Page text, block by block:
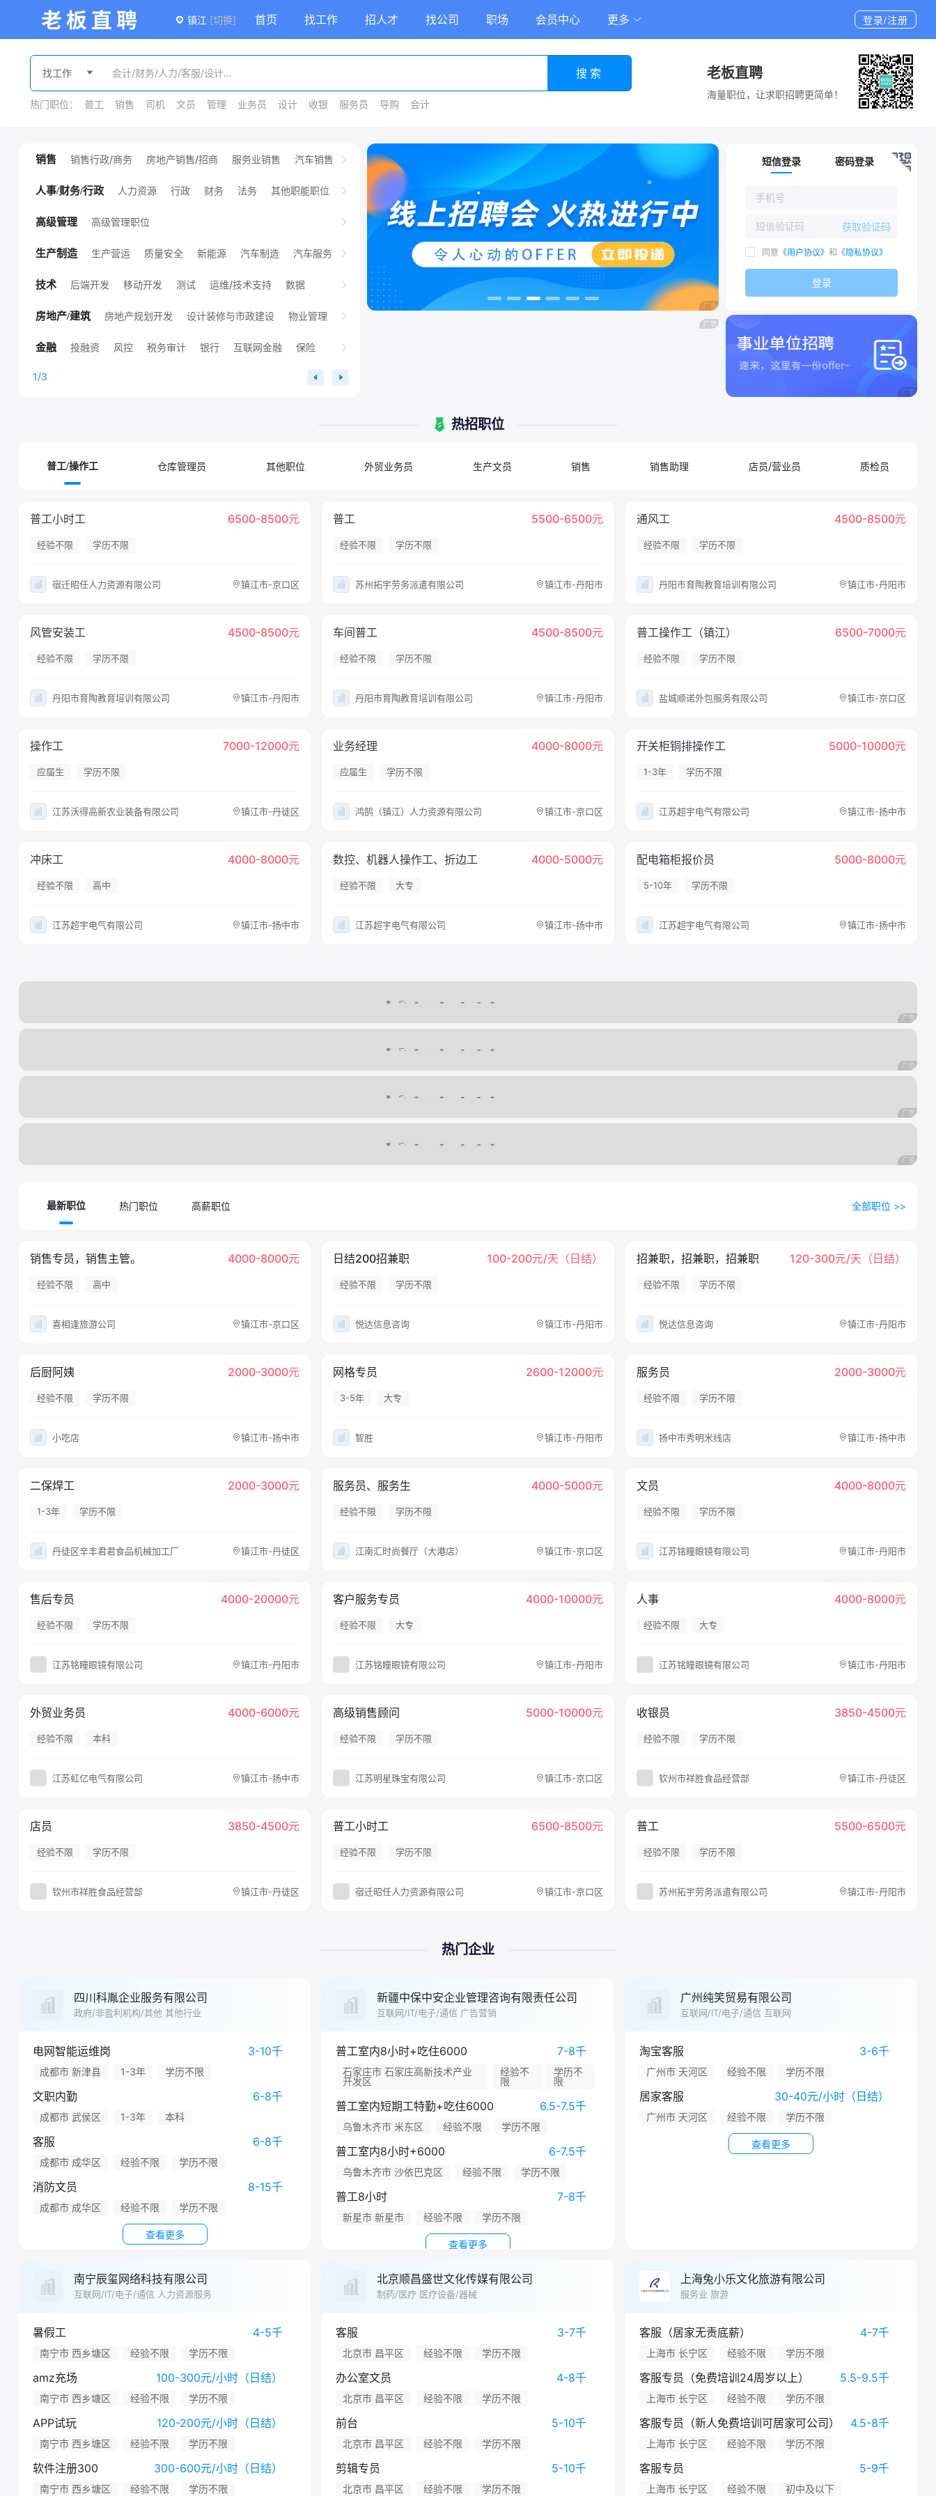
镇江 [切换] 首页 找工作 招人才 找公司 职场 会员中心 更多 登录/注册
搜 索
热门职位： 普工 销售 司机 文员 管理 业务员 设计 收银 服务员 导购 会计
老板直聘
海量职位，让求职招聘更简单！
销售 销售行政/商务 房地产销售/招商 服务业销售
汽车销售
医疗销售
销售管理 其他销售职位
人事/财务/行政 人力资源 行政 财务 法务 其他职能职位
高级管理 高级管理职位
生产制造 生产营运 质量安全 新能源 汽车制造
汽车服务
其他生产制造职位
环保 能源/地质
技术 后端开发 移动开发 测试 运维/技术支持
数据
高端技术职位
人工智能 销售技术支持 其他技术职位
房地产/建筑 房地产规划开发 设计装修与市政建设
物业管理
金融 投融资 风控 税务审计 银行 互联网金融
保险
1/3
短信登录 密码登录
获取验证码
同意 《用户协议》 和 《隐私协议》
登录
热招职位
普工/操作工 仓库管理员 其他职位 外贸业务员 生产文员 销售 销售助理 店员/营业员 质检员
普工小时工 6500-8500元
经验不限 学历不限
宿迁昭任人力资源有限公司 镇江市-京口区
普工 5500-6500元
经验不限 学历不限
苏州拓宇劳务派遣有限公司 镇江市-丹阳市
通风工 4500-8500元
经验不限 学历不限
丹阳市育陶教育培训有限公司 镇江市-丹阳市
风管安装工 4500-8500元
经验不限 学历不限
丹阳市育陶教育培训有限公司 镇江市-丹阳市
车间普工 4500-8500元
经验不限 学历不限
丹阳市育陶教育培训有限公司 镇江市-丹阳市
普工操作工（镇江） 6500-7000元
经验不限 学历不限
盐城顺诺外包服务有限公司 镇江市-京口区
操作工 7000-12000元
应届生 学历不限
江苏沃得高新农业装备有限公司 镇江市-丹徒区
业务经理 4000-8000元
应届生 学历不限
鸿鹄（镇江）人力资源有限公司 镇江市-京口区
开关柜铜排操作工 5000-10000元
1-3年 学历不限
江苏超宇电气有限公司 镇江市-扬中市
冲床工 4000-8000元
经验不限 高中
江苏超宇电气有限公司 镇江市-扬中市
数控、机器人操作工、折边工 4000-5000元
经验不限 大专
江苏超宇电气有限公司 镇江市-扬中市
配电箱柜报价员 5000-8000元
5-10年 学历不限
江苏超宇电气有限公司 镇江市-扬中市
最新职位 热门职位 高薪职位 全部职位 >>
销售专员，销售主管。 4000-8000元
经验不限 高中
喜相逢旅游公司 镇江市-京口区
日结200招兼职 100-200元/天（日结）
经验不限 学历不限
悦达信息咨询 镇江市-丹阳市
招兼职，招兼职，招兼职 120-300元/天（日结）
经验不限 学历不限
悦达信息咨询 镇江市-丹阳市
后厨阿姨 2000-3000元
经验不限 学历不限
小吃店 镇江市-扬中市
网格专员 2600-12000元
3-5年 大专
智胜 镇江市-丹阳市
服务员 2000-3000元
经验不限 学历不限
扬中市秀明米线店 镇江市-扬中市
二保焊工 2000-3000元
1-3年 学历不限
丹徒区辛丰君君食品机械加工厂 镇江市-丹徒区
服务员、服务生 4000-5000元
经验不限 学历不限
江南汇时尚餐厅（大港店） 镇江市-京口区
文员 4000-8000元
经验不限 学历不限
江苏铭瞳眼镜有限公司 镇江市-丹阳市
售后专员 4000-20000元
经验不限 学历不限
江苏铭瞳眼镜有限公司 镇江市-丹阳市
客户服务专员 4000-10000元
经验不限 大专
江苏铭瞳眼镜有限公司 镇江市-丹阳市
人事 4000-8000元
经验不限 大专
江苏铭瞳眼镜有限公司 镇江市-丹阳市
外贸业务员 4000-6000元
经验不限 本科
江苏虹亿电气有限公司 镇江市-扬中市
高级销售顾问 5000-10000元
经验不限 学历不限
江苏明星珠宝有限公司 镇江市-京口区
收银员 3850-4500元
经验不限 学历不限
钦州市祥胜食品经营部 镇江市-丹徒区
店员 3850-4500元
经验不限 学历不限
钦州市祥胜食品经营部 镇江市-丹徒区
普工小时工 6500-8500元
经验不限 学历不限
宿迁昭任人力资源有限公司 镇江市-京口区
普工 5500-6500元
经验不限 学历不限
苏州拓宇劳务派遣有限公司 镇江市-丹阳市
热门企业
四川科胤企业服务有限公司
政府/非盈利机构/其他 其他行业
电网智能运维岗 3-10千
成都市 新津县 1-3年 学历不限
文职内勤 6-8千
成都市 武侯区 1-3年 本科
客服 6-8千
成都市 成华区 经验不限 学历不限
消防文员 8-15千
成都市 成华区 经验不限 学历不限
查看更多
新疆中保中安企业管理咨询有限责任公司
互联网/IT/电子/通信 广告营销
普工室内8小时+吃住6000 7-8千
石家庄市 石家庄高新技术产业
开发区
经验不
限
学历不
限
普工室内短期工特勤+吃住6000 6.5-7.5千
乌鲁木齐市 米东区 经验不限 学历不限
普工室内8小时+6000 6-7.5千
乌鲁木齐市 沙依巴克区 经验不限 学历不限
普工8小时 7-8千
新星市 新星市 经验不限 学历不限
查看更多
广州纯笑贸易有限公司
互联网/IT/电子/通信 互联网
淘宝客服 3-6千
广州市 天河区 经验不限 学历不限
居家客服 30-40元/小时（日结）
广州市 天河区 经验不限 学历不限
查看更多
南宁辰玺网络科技有限公司
互联网/IT/电子/通信 人力资源服务
暑假工 4-5千
南宁市 西乡塘区 经验不限 学历不限
amz充场 100-300元/小时（日结）
南宁市 西乡塘区 经验不限 学历不限
APP试玩 120-200元/小时（日结）
南宁市 西乡塘区 经验不限 学历不限
软件注册300 300-600元/小时（日结）
南宁市 西乡塘区 经验不限 学历不限
北京顺昌盛世文化传媒有限公司
制药/医疗 医疗设备/器械
客服 3-7千
北京市 昌平区 经验不限 学历不限
办公室文员 4-8千
北京市 昌平区 经验不限 学历不限
前台 5-10千
北京市 昌平区 经验不限 学历不限
剪辑专员 5-10千
北京市 昌平区 经验不限 学历不限
上海兔小乐文化旅游有限公司
服务业 旅游
客服（居家无责底薪） 4-7千
上海市 长宁区 经验不限 学历不限
客服专员（免费培训24周岁以上） 5.5-9.5千
上海市 长宁区 经验不限 学历不限
客服专员（新人免费培训可居家可公司） 4.5-8千
上海市 长宁区 经验不限 学历不限
客服专员 5-9千
上海市 长宁区 经验不限 初中及以下